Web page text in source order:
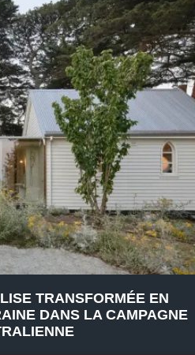
TRANSFORMÉE EN
DANS LA CAMPAGNE